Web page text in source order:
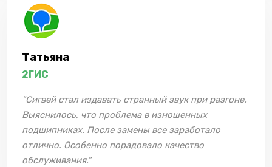
Татьяна
2ГИС
"Сигвей стал издавать странный звук при разгоне.
Выяснилось, что проблема в изношенных
подшипниках. После замены все заработало
отлично. Особенно порадовало качество
обслуживания."